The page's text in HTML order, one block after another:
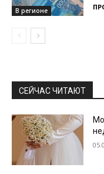
В регионе
СЕЙЧАС ЧИТАЮТ